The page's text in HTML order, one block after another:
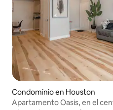
Condominio en Houston
Apartamento Oasis, en el